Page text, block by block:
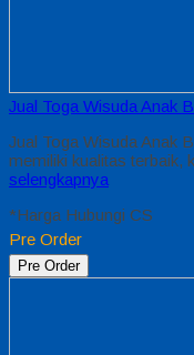
Jual Toga Wisuda Anak
Jual Toga Wisuda Anak
memiliki kualitas terbaik,
selengkapnya
*Harga Hubungi CS
Pre Order
Pre Order